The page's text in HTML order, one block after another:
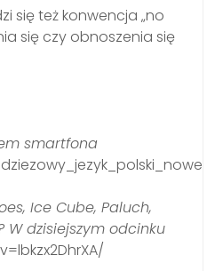
się też konwencja „no
się czy obnoszenia się
smartfona
Ice Cube, Paluch,
dzisiejszym odcinku